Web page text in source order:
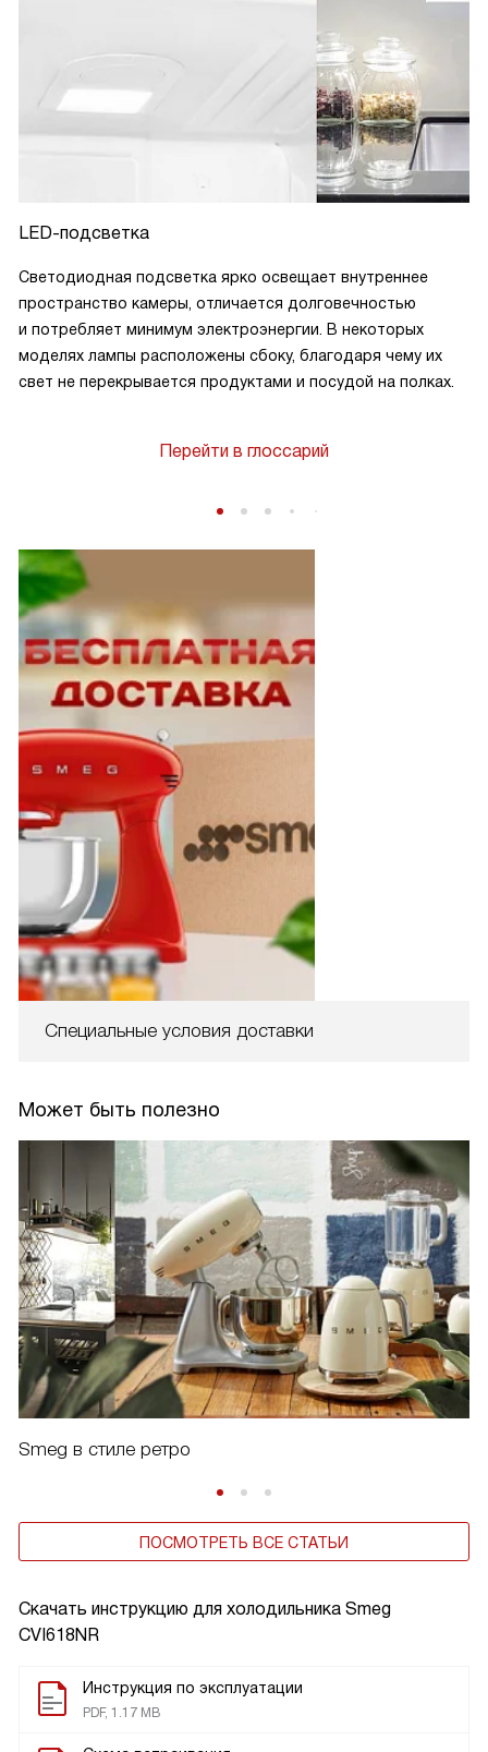
Скачать инструкцию для холодильника Smeg
CVI618NR
Инструкция по эксплуатации
PDF, 1.17 MB
LED-подсветка
Светодиодная подсветка ярко освещает внутреннее
пространство камеры, отличается долговечностью
и потребляет минимум электроэнергии. В некоторых
моделях лампы расположены сбоку, благодаря чему их
свет не перекрывается продуктами и посудой на полках.
Перейти в глоссарий
Специальные условия доставки
Может быть полезно
Smeg в стиле ретро
ПОСМОТРЕТЬ ВСЕ СТАТЬИ